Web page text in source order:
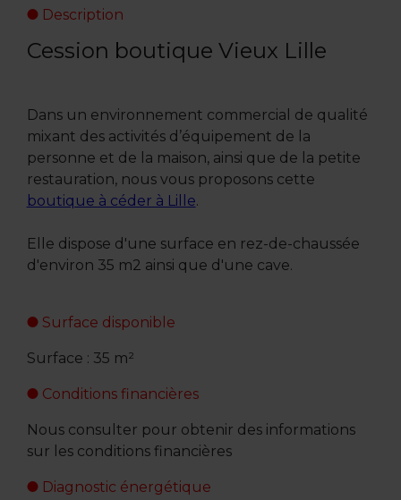
Description
Cession boutique Vieux Lille
Dans un environnement commercial de qualité
mixant des activités d’équipement de la
personne et de la maison, ainsi que de la petite
restauration, nous vous proposons cette
boutique à céder à Lille.
Elle dispose d'une surface en rez-de-chaussée
d'environ 35 m2 ainsi que d'une cave.
Surface disponible
Surface : 35 m²
Conditions financières
Nous consulter pour obtenir des informations
sur les conditions financières
Diagnostic énergétique